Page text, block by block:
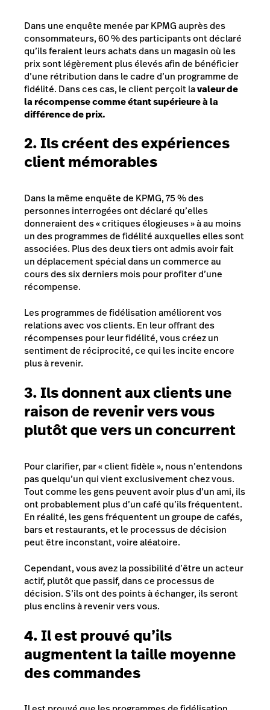
Dans uneenquête menée par KPMG auprès des
consommateurs,60 % des participants ont déclaré
qu’ils feraient leurs achats dans un magasin où les
prix sont légèrement plus élevés afin de bénéficier
d’une rétribution dans le cadre d’un programme de
fidélité. Dans ces cas, le client perçoit lavaleur de
la récompense comme étant supérieure à la
différence de prix.
2. Ils créent des expériences
client mémorables
Dans la même enquête de KPMG, 75 % des
personnes interrogées ont déclaré qu’elles
donneraient des « critiques élogieuses » à au moins
un des programmes de fidélité auxquelles elles sont
associées. Plus des deux tiers ont admis avoir fait
un déplacement spécial dans un commerce au
cours des six derniers mois pour profiter d’une
récompense.
Les programmes de fidélisation améliorent vos
relations avec vos clients. En leur offrant des
récompenses pour leur fidélité, vous créez un
sentiment de réciprocité, ce qui les incite encore
plus à revenir.
3. Ils donnent aux clients une
raison de revenir vers vous
plutôt que vers un concurrent
Pour clarifier, par « client fidèle », nous n’entendons
pas quelqu’un qui vient exclusivement chez vous.
Tout comme les gens peuvent avoir plus d’un ami, ils
ont probablement plus d’un café qu’ils fréquentent.
En réalité, les gens fréquentent un groupe de cafés,
bars et restaurants, et le processus de décision
peut être inconstant, voire aléatoire.
Cependant, vous avez la possibilité d’être un acteur
actif, plutôt que passif, dans ce processus de
décision. S’ils ont des points à échanger, ils seront
plus enclins à revenir vers vous.
4. Il est prouvé qu’ils
augmentent la taille moyenne
des commandes